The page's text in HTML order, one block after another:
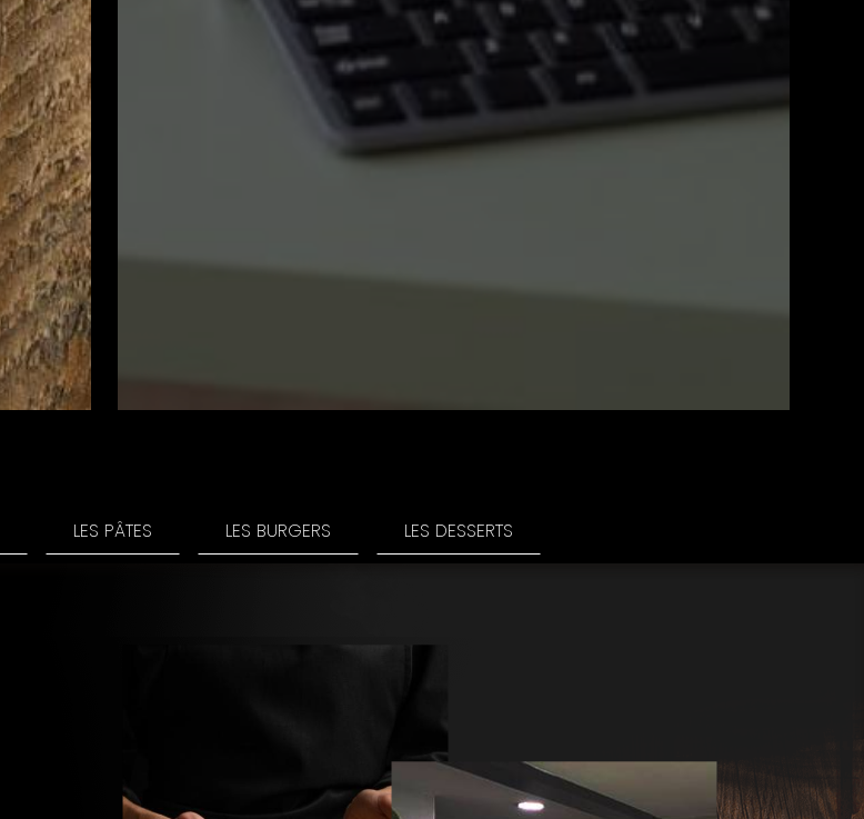
LES PÂTES LES BURGERS LES DESSERTS